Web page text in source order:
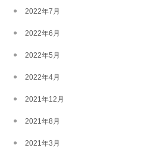
2022年7月
2022年6月
2022年5月
2022年4月
2021年12月
2021年8月
2021年3月